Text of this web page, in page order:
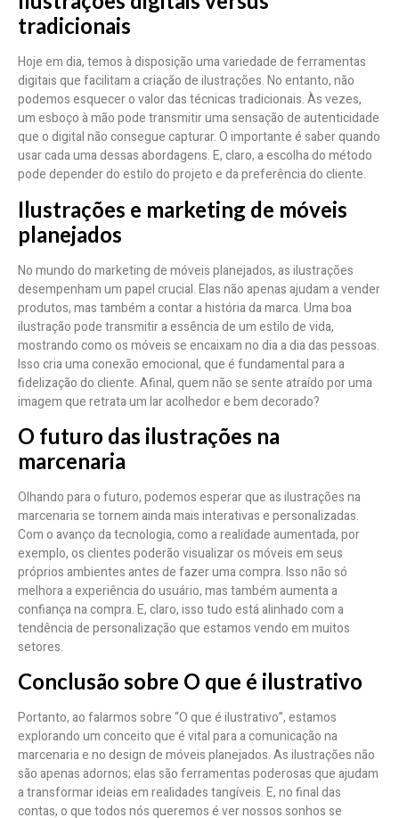
tradicionais
Hoje em dia, temos à disposição uma variedade de ferramentas
digitais que facilitam a criação de ilustrações. No entanto, não
podemos esquecer o valor das técnicas tradicionais. Às vezes,
um esboço à mão pode transmitir uma sensação de autenticidade
que o digital não consegue capturar. O importante é saber quando
usar cada uma dessas abordagens. E, claro, a escolha do método
pode depender do estilo do projeto e da preferência do cliente.
Ilustrações e marketing de móveis
planejados
No mundo do marketing de móveis planejados, as ilustrações
desempenham um papel crucial. Elas não apenas ajudam a vender
produtos, mas também a contar a história da marca. Uma boa
ilustração pode transmitir a essência de um estilo de vida,
mostrando como os móveis se encaixam no dia a dia das pessoas.
Isso cria uma conexão emocional, que é fundamental para a
fidelização do cliente. Afinal, quem não se sente atraído por uma
imagem que retrata um lar acolhedor e bem decorado?
O futuro das ilustrações na
marcenaria
Olhando para o futuro, podemos esperar que as ilustrações na
marcenaria se tornem ainda mais interativas e personalizadas.
Com o avanço da tecnologia, como a realidade aumentada, por
exemplo, os clientes poderão visualizar os móveis em seus
próprios ambientes antes de fazer uma compra. Isso não só
melhora a experiência do usuário, mas também aumenta a
confiança na compra. E, claro, isso tudo está alinhado com a
tendência de personalização que estamos vendo em muitos
setores.
Conclusão sobre O que é ilustrativo
Portanto, ao falarmos sobre “O que é ilustrativo”, estamos
explorando um conceito que é vital para a comunicação na
marcenaria e no design de móveis planejados. As ilustrações não
são apenas adornos; elas são ferramentas poderosas que ajudam
a transformar ideias em realidades tangíveis. E, no final das
contas, o que todos nós queremos é ver nossos sonhos se